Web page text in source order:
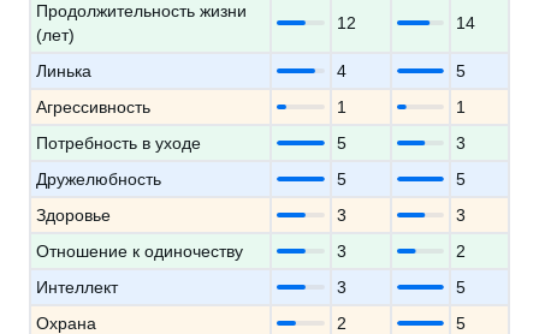
Продолжительность жизни
(лет)
12 14
Линька 4
5
Агрессивность
1
1
Потребность в уходе
5
3
Дружелюбность
5
5
Здоровье
3
3
Отношение к одиночеству
3
2
Интеллект
3
5
Охрана
2
5